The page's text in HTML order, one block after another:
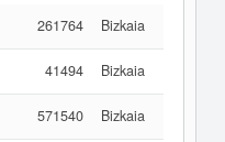
261764 Bizkaia
41494 Bizkaia
571540 Bizkaia